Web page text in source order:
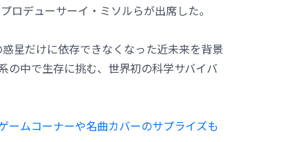
ロデューサーイ・ミソルらが出席した。
星だけに依存できなくなった近未来を背景
の中で生存に挑む、世界初の科学サバイバ
ームコーナーや名曲カバーのサプライズも